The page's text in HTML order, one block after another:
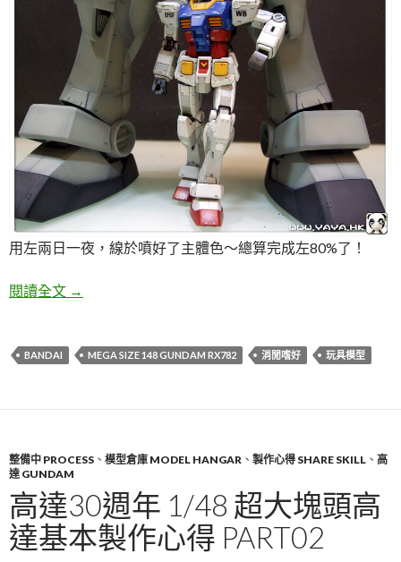
用左兩日一夜，線於噴好了主體色～總算完成左80%了！
閱讀全文 高達30週年 1/48 超大塊頭高達基本上色 Part03
→
BANDAI MEGA SIZE 148 GUNDAM RX782 消閒嗜好 玩具模型
整備中 PROCESS 、 模型倉庫 MODEL HANGAR 、 製作心得 SHARE SKILL 、 高
達 GUNDAM
高達30週年 1/48 超大塊頭高
達基本製作心得 PART02